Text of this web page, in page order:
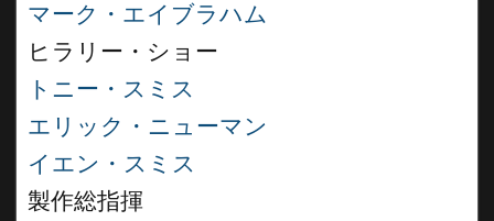
マーク・エイブラハム
ヒラリー・ショー
トニー・スミス
エリック・ニューマン
イエン・スミス
製作総指揮